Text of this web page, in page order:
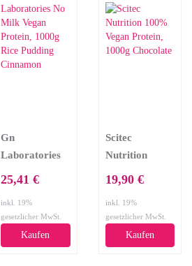
Gn
Laboratories
Protein, 1000g
Rice Pudding
Cinnamon
25,41 €
inkl. 19%
gesetzlicher MwSt.
Kaufen
Scitec
Nutrition
Protein, 1000g
Chocolate
19,90 €
inkl. 19%
gesetzlicher MwSt.
Kaufen